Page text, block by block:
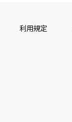
利用規定